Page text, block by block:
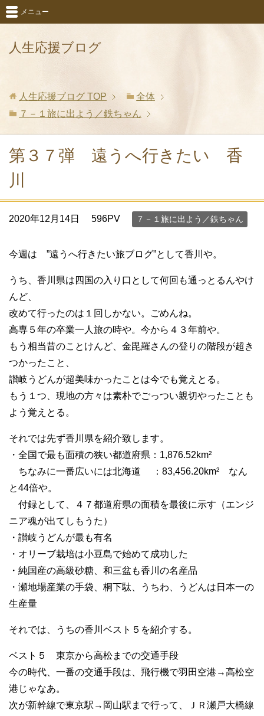
人生応援ブログ
メニュー
人生応援ブログ TOP
全体
７－１旅に出よう／鉄ちゃん
第３７弾 遠うへ行きたい 香
川
2020年12月14日 596PV ７－１旅に出よう／鉄ちゃん
今週は ”遠うへ行きたい旅ブログ”として香川や。
うち、香川県は四国の入り口として何回も通っとるんやけ
んど、
改めて行ったのは１回しかない。ごめんね。
高専５年の卒業一人旅の時や。今から４３年前や。
もう相当昔のことけんど、金毘羅さんの登りの階段が超き
つかったこと、
讃岐うどんが超美味かったことは今でも覚えとる。
もう１つ、現地の方々は素朴でごっつい親切やったことも
よう覚えとる。
それでは先ず香川県を紹介致します。
・全国で最も面積の狭い都道府県：1,876.52km²
ちなみに一番広いには北海道 ：83,456.20km² なん
と44倍や。
付録として、４７都道府県の面積を最後に示す（エンジ
ニア魂が出てしもうた）
・讃岐うどんが最も有名
・オリーブ栽培は小豆島で始めて成功した
・純国産の高級砂糖、和三盆も香川の名産品
・瀬地場産業の手袋、桐下駄、うちわ、うどんは日本一の
生産量
それでは、うちの香川ベスト５を紹介する。
ベスト５ 東京から高松までの交通手段
今の時代、一番の交通手段は、飛行機で羽田空港→高松空
港じゃなあ。
次が新幹線で東京駅→岡山駅まで行って、ＪＲ瀬戸大橋線